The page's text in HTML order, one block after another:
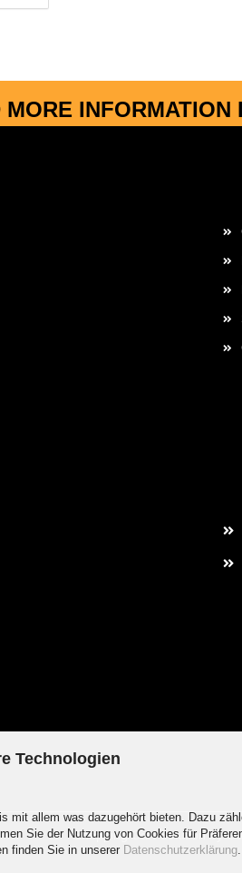
Technologien
mit allem was dazugehört bieten. Dazu
Sie der Nutzung von Cookies für
finden Sie in unserer Datenschutzerklärung.
MORE
Shopping Cart Solutionby